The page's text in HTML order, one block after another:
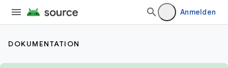
Anmelden
DOKUMENTATION